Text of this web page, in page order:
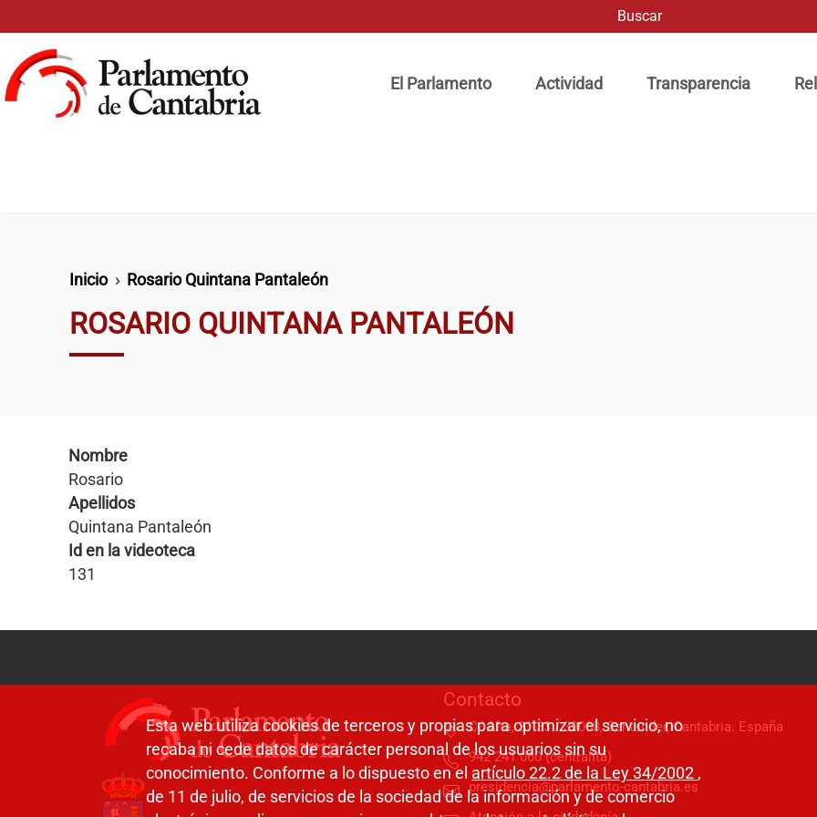
El Parlamento
Actividad Transparencia
Ruta de navegación
Inicio Rosario Quintana Pantaleón
ROSARIO QUINTANA PANTALEÓN
Nombre
Rosario
Apellidos
Quintana Pantaleón
Id en la videoteca
131
Contacto
C/ Alta, 31-33 / 39008, Santander, Cantabria. España
942 241 060 (centralita)
presidencia@parlamento-cantabria.es
Esta web utiliza cookies de terceros y propias para optimizar el servicio, no
recaba ni cede datos de carácter personal de los usuarios sin su
conocimiento. Conforme a lo dispuesto en el artículo 22.2 de la Ley 34/2002 ,
de 11 de julio, de servicios de la sociedad de la información y de comercio